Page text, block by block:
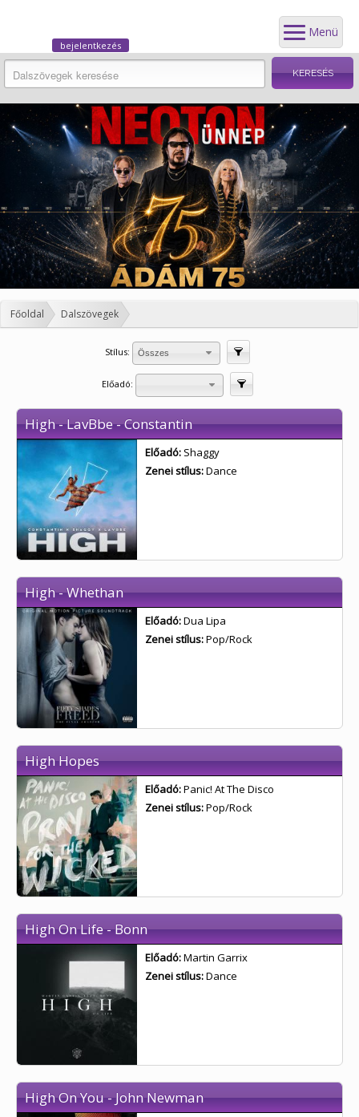
Menü
bejelentkezés
Főoldal Dalszövegek
Stílus: Összes
Előadó:
High - LavBbe - Constantin
Előadó: Shaggy
Zenei stílus:Dance
High - Whethan
Előadó:Dua Lipa
Zenei stílus:Pop/Rock
High Hopes
Előadó:Panic! At The Disco
Zenei stílus:Pop/Rock
High On Life - Bonn
Előadó:Martin Garrix
Zenei stílus:Dance
High On You - John Newman